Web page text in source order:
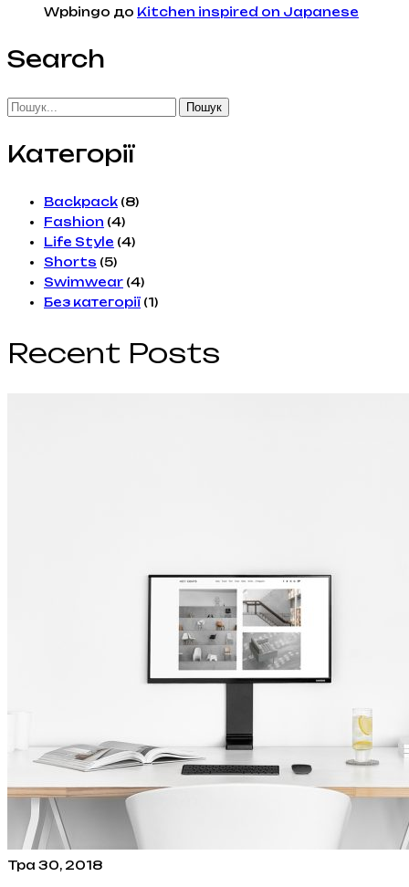
Wpbingo до Kitchen inspired on Japanese
Search
Пошук
Категорії
Backpack (8)
Fashion (4)
Life Style (4)
Shorts (5)
Swimwear (4)
Без категорії (1)
Recent Posts
Тра 30, 2018